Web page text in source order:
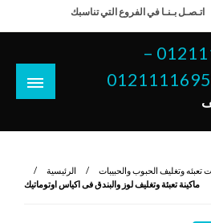
اتـصـل بـنـا في الفروع التي تناسبك
الات تغليف 01211116954 –
الرئيسية
تعبئه وتغليف الحبوب والحبيبات
ماكينة تعبئة وتغليف لوز والبندق فى اكياس اوتوماتيك